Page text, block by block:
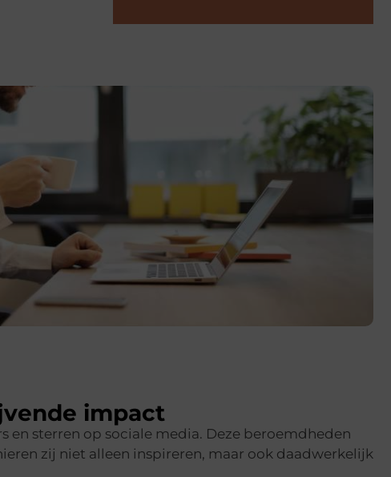
impact
en sterren op sociale media. Deze beroemdheden
zij niet alleen inspireren, maar ook daadwerkelijk